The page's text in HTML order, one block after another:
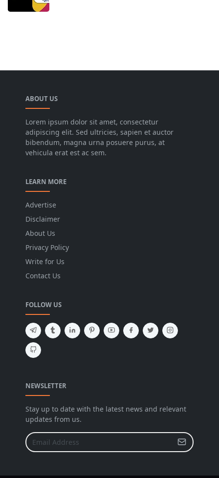
ABOUT US
Lorem ipsum dolor sit amet, consectetur
adipiscing elit. Sed ultricies, sapien et auctor
bibendum, magna urna posuere purus, at
vehicula erat est ac sem.
LEARN MORE
Advertise
Disclaimer
About Us
Privacy Policy
Write for Us
Contact Us
FOLLOW US
NEWSLETTER
Stay up to date with the latest news and relevant
updates from us.